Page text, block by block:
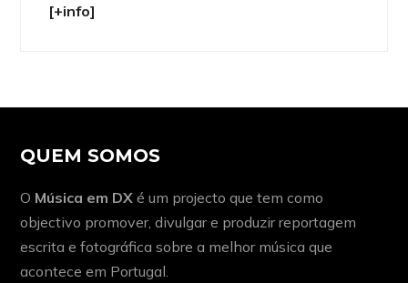
[+info]
QUEM SOMOS
O Música em DX é um projecto que tem como
objectivo promover, divulgar e produzir reportagem
escrita e fotográfica sobre a melhor música que
acontece em Portugal.